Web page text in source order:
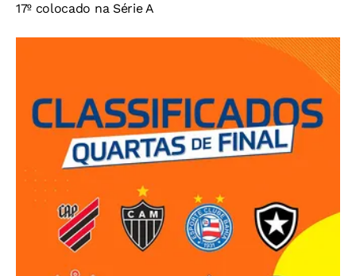
17º colocado na Série A